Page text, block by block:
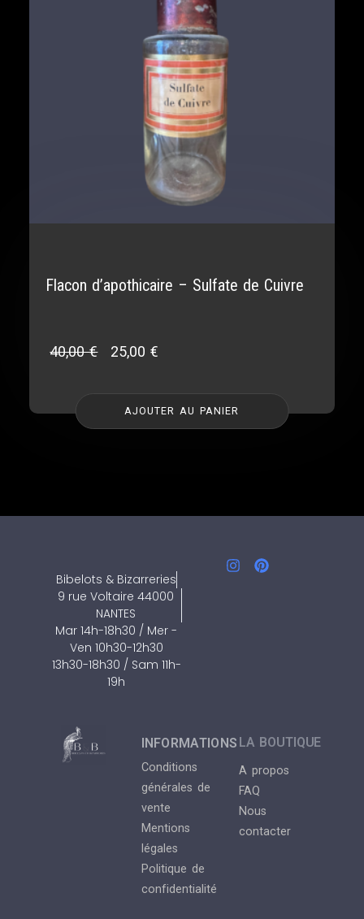
Flacon d’apothicaire – Sulfate de Cuivre
40,00€ 25,00€
AJOUTER AU PANIER
Bibelots & Bizarreries
9 rue Voltaire 44000
NANTES
Mar 14h-18h30 / Mer -
Ven 10h30-12h30
13h30-18h30 / Sam 11h-
19h
INFORMATIONS
Conditions
générales de
vente
Mentions
légales
Politique de
confidentialité
LA BOUTIQUE
A propos
FAQ
Nous
contacter